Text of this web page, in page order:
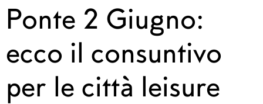
Ponte 2 Giugno:
ecco il consuntivo
per le città leisure